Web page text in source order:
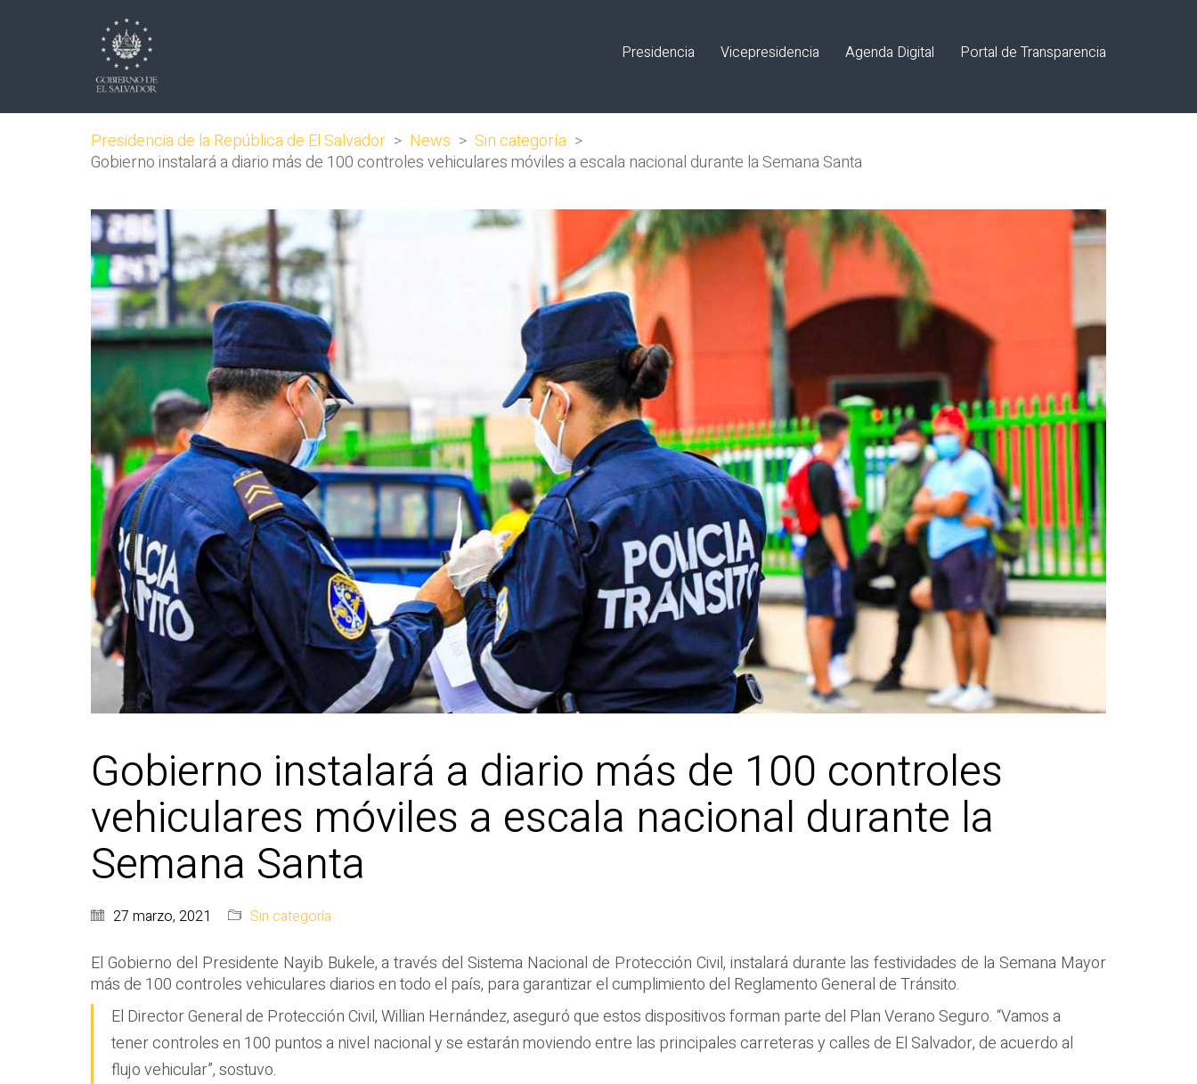
Presidencia Vicepresidencia Agenda Digital Portal de Transparencia
Presidencia de la República de El Salvador > News > Sin categoría >
Gobierno instalará a diario más de 100 controles vehiculares móviles a escala nacional durante la Semana Santa
Gobierno instalará a diario más de 100 controles
vehiculares móviles a escala nacional durante la
Semana Santa
27 marzo, 2021 Sin categoría
El Gobierno del Presidente Nayib Bukele, a través del Sistema Nacional de Protección Civil, instalará durante las festividades de la Semana Mayor
más de 100 controles vehiculares diarios en todo el país, para garantizar el cumplimiento del Reglamento General de Tránsito.
El Director General de Protección Civil, Willian Hernández, aseguró que estos dispositivos forman parte del Plan Verano Seguro. “Vamos a
tener controles en 100 puntos a nivel nacional y se estarán moviendo entre las principales carreteras y calles de El Salvador, de acuerdo al
flujo vehicular”, sostuvo.